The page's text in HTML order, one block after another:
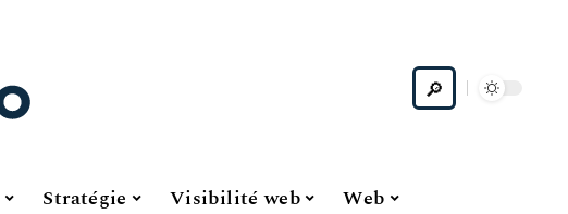
Stratégie Visibilité web Web